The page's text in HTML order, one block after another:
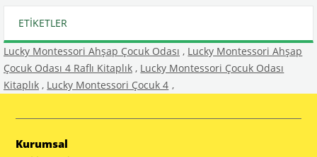
ETIKETLER
Lucky Montessori Ahşap Çocuk Odası , Lucky Montessori Ahşap
Çocuk Odası 4 Raflı Kitaplık , Lucky Montessori Çocuk Odası
Kitaplık , Lucky Montessori Çocuk 4 ,
Kurumsal